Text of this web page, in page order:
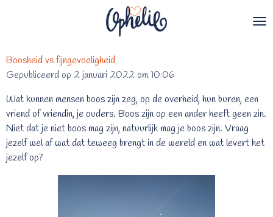
de
hoofdinhoud
Boosheid vs fijngevoeligheid
Gepubliceerd op 2 januari 2022 om 10:06
Wat kunnen mensen boos zijn zeg, op de overheid, hun buren, een
vriend of vriendin, je ouders. Boos zijn op een ander heeft geen zin.
Niet dat je niet boos mag zijn, natuurlijk mag je boos zijn. Vraag
jezelf wel af wat dat teweeg brengt in de wereld en wat levert het
jezelf op?